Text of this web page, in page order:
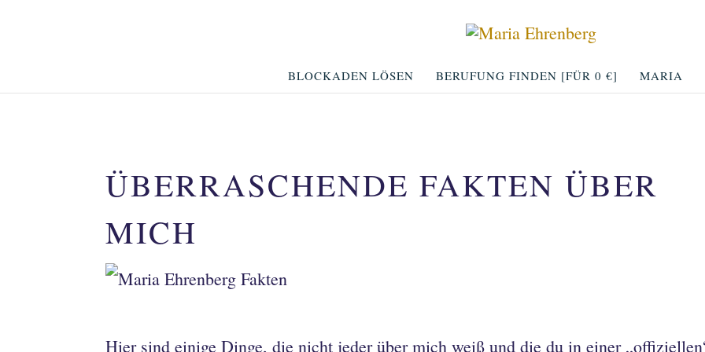
BLOCKADEN LÖSEN BERUFUNG FINDEN [FÜR 0 €] MARIA
ÜBERRASCHENDE FAKTEN ÜBER
MICH
Hier sind einige Dinge, die nicht jeder über mich weiß und die du in einer